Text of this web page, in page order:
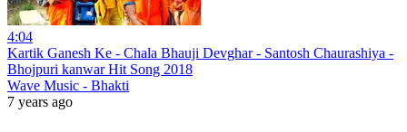
4:04
Kartik Ganesh Ke - Chala Bhauji Devghar - Santosh Chaurashiya -
Bhojpuri kanwar Hit Song 2018
Wave Music - Bhakti
7 years ago